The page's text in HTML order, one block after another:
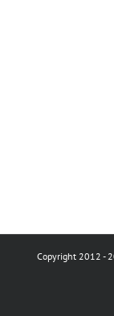
Copyright 2012 -